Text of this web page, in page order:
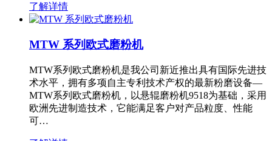
了解详情
MTW 系列欧式磨粉机
MTW系列欧式磨粉机是我公司新近推出具有国际先进技
术水平，拥有多项自主专利技术产权的最新粉磨设备—
MTW系列欧式磨粉机，以悬辊磨粉机9518为基础，采用
欧洲先进制造技术，它能满足客户对产品粒度、性能
可…